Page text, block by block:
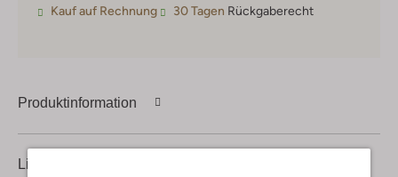
Kauf auf Rechnung 30 Tagen Rückgaberecht
Produktinformation
Lieferung & Rückgabe